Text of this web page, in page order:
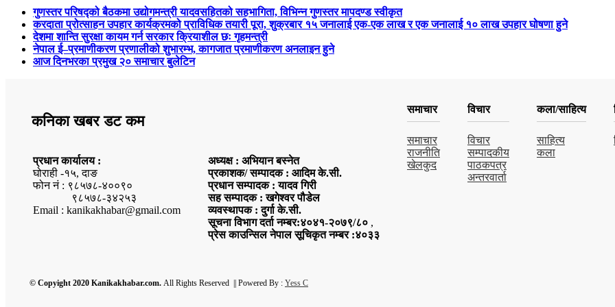
गुणस्तर परिषद्को बैठकमा उद्योगमन्त्री यादवसहितको सहभागिता, विभिन्न गुणस्तर मापदण्ड स्वीकृत
करदाता प्रोत्साहन उपहार कार्यक्रमको प्राविधिक तयारी पूरा, शुक्रबार १५ जनालाई एक-एक लाख र एक जनालाई १० लाख उपहार घोषणा हुने
देशमा शान्ति सुरक्षा कायम गर्न सरकार क्रियाशील छः गृहमन्त्री
नेपाल ई–प्रमाणीकरण प्रणालीको शुभारम्भ, कागजात प्रमाणीकरण अनलाइन हुने
आज दिनभरका प्रमुख २० समाचार बुलेटिन
कनिका खबर डट कम
प्रधान कार्यालय :
घोराही -१५, दाङ
फोन नं : ९८५७८-४००९०
९८५७८-३४२५३
Email : kanikakhabar@gmail.com
अध्यक्ष : अभियान बस्नेत
प्रकाशक/ सम्पादक : आदिम के.सी.
प्रधान सम्पादक : यादव गिरी
सह सम्पादक : खगेश्वर पौडेल
व्यवस्थापक : दुर्गा के.सी.
सूचना विभाग दर्ता नम्बर:४०४१-२०७९/८० ,
प्रेस काउन्सिल नेपाल सूचिकृत नम्बर :४०३३
समाचार
समाचार
राजनीति
खेलकुद
विचार
विचार
सम्पादकीय
पाठकपत्र
अन्तरवार्ता
कला/साहित्य
साहित्य
कला
© Copyight 2020 Kanikakhabar.com. All Rights Reserved || Powered By : Yess C